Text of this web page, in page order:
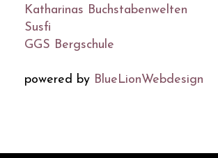
Katharinas Buchstabenwelten
Susfi
GGS Bergschule
powered by BlueLionWebdesign